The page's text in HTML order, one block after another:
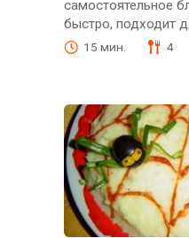
самостоятельное
быстро, подходит
15 мин. 4